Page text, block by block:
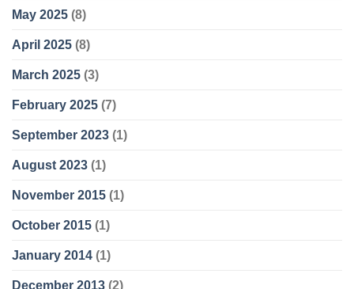
May 2025 (8)
April 2025 (8)
March 2025 (3)
February 2025 (7)
September 2023 (1)
August 2023 (1)
November 2015 (1)
October 2015 (1)
January 2014 (1)
December 2013 (2)